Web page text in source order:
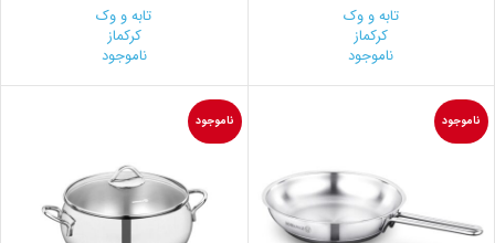
تابه و وک
کرکماز
ناموجود
تابه و وک
کرکماز
ناموجود
ناموجود ناموجود